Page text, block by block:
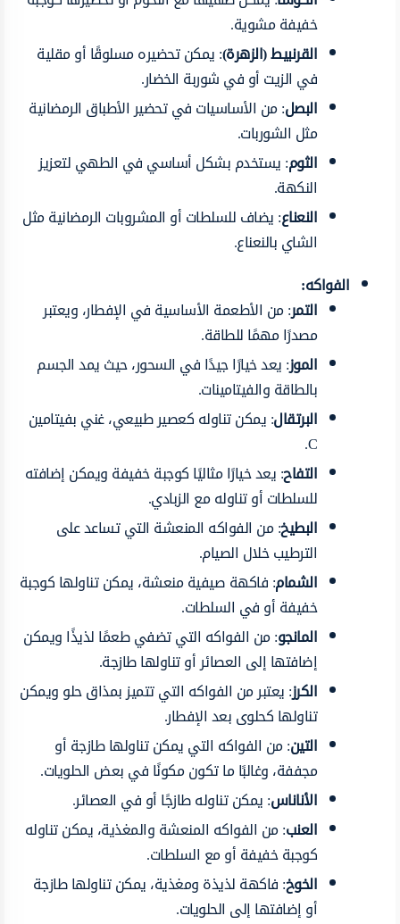
خفيفة مشوية.
القرنبيط (الزهرة): يمكن تحضيره مسلوقًا أو مقلية
في الزيت أو في شوربة الخضار.
البصل: من الأساسيات في تحضير الأطباق الرمضانية
مثل الشوربات.
الثوم: يستخدم بشكل أساسي في الطهي لتعزيز
النكهة.
النعناع: يضاف للسلطات أو المشروبات الرمضانية مثل
الشاي بالنعناع.
الفواكه:
التمر: من الأطعمة الأساسية في الإفطار، ويعتبر
مصدرًا مهمًا للطاقة.
الموز: يعد خيارًا جيدًا في السحور، حيث يمد الجسم
بالطاقة والفيتامينات.
البرتقال: يمكن تناوله كعصير طبيعي، غني بفيتامين
C.
التفاح: يعد خيارًا مثاليًا كوجبة خفيفة ويمكن إضافته
للسلطات أو تناوله مع الزبادي.
البطيخ: من الفواكه المنعشة التي تساعد على
الترطيب خلال الصيام.
الشمام: فاكهة صيفية منعشة، يمكن تناولها كوجبة
خفيفة أو في السلطات.
المانجو: من الفواكه التي تضفي طعمًا لذيذًا ويمكن
إضافتها إلى العصائر أو تناولها طازجة.
الكرز: يعتبر من الفواكه التي تتميز بمذاق حلو ويمكن
تناولها كحلوى بعد الإفطار.
التين: من الفواكه التي يمكن تناولها طازجة أو
مجففة، وغالبًا ما تكون مكونًا في بعض الحلويات.
الأناناس: يمكن تناوله طازجًا أو في العصائر.
العنب: من الفواكه المنعشة والمغذية، يمكن تناوله
كوجبة خفيفة أو مع السلطات.
الخوخ: فاكهة لذيذة ومغذية، يمكن تناولها طازجة
أو إضافتها إلى الحلويات.